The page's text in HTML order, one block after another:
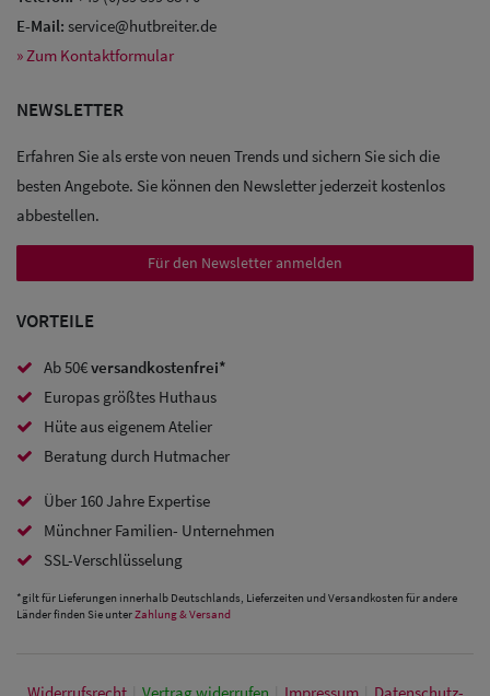
Snapback Caps
E-Mail: service@hutbreiter.de
» Zum Kontaktformular
NEWSLETTER
Erfahren Sie als erste von neuen Trends und sichern Sie sich die
besten Angebote. Sie können den Newsletter jederzeit kostenlos
abbestellen.
Für den Newsletter anmelden
VORTEILE
Ab 50€versandkostenfrei*
Europas größtes Huthaus
Hüte aus eigenem Atelier
Beratung durch Hutmacher
Über 160 Jahre Expertise
Münchner Familien- Unternehmen
SSL-Verschlüsselung
*gilt für Lieferungen innerhalb Deutschlands, Lieferzeiten und Versandkosten für andere
Länder finden Sie unterZahlung & Versand